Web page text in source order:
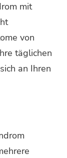
mit
von
täglichen
an Ihren